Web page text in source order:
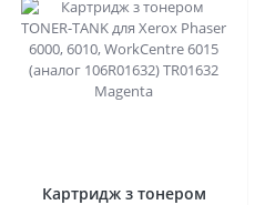
Картридж з тонером